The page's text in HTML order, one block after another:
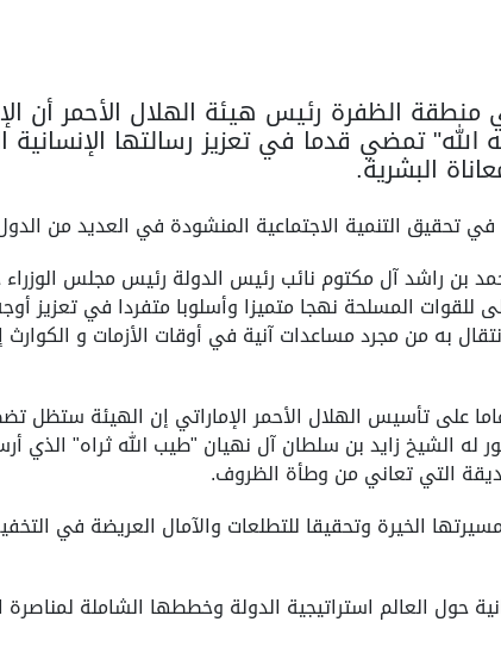
الظفرة رئيس هيئة الهلال الأحمر أن
تمضي قدما في تعزيز رسالتها الإنسانية
البشرية.
التنمية الاجتماعية المنشودة في العديد من
راشد آل مكتوم نائب رئيس الدولة رئيس مجلس الوزراء
المسلحة نهجا متميزا وأسلوبا متفردا في تعزيز
به من مجرد مساعدات آنية في أوقات الأزمات و
سمو الشيخ حمدان بن زايد آل نهيان في تصريح بمناسبة مرور 37 عاما على تأسيس الهلال الأحمر
الشيخ زايد بن سلطان آل نهيان "طيب الله ثراه" الذي
التي تعاني من وطأة الظروف.
الخيرة وتحقيقا للتطلعات والآمال العريضة في
حول العالم استراتيجية الدولة وخططها الشاملة لمناصرة